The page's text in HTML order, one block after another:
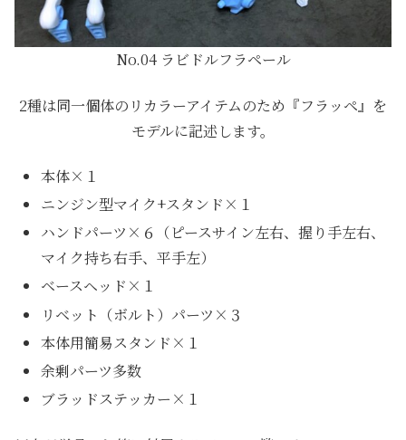
No.04 ラビドルフラペール
2種は同一個体のリカラーアイテムのため『フラッペ』を
モデルに記述します。
本体×１
ニンジン型マイク+スタンド×１
ハンドパーツ×６（ピースサイン左右、握り手左右、
マイク持ち右手、平手左）
ベースヘッド×１
リベット（ボルト）パーツ×３
本体用簡易スタンド×１
余剰パーツ多数
ブラッドステッカー×１